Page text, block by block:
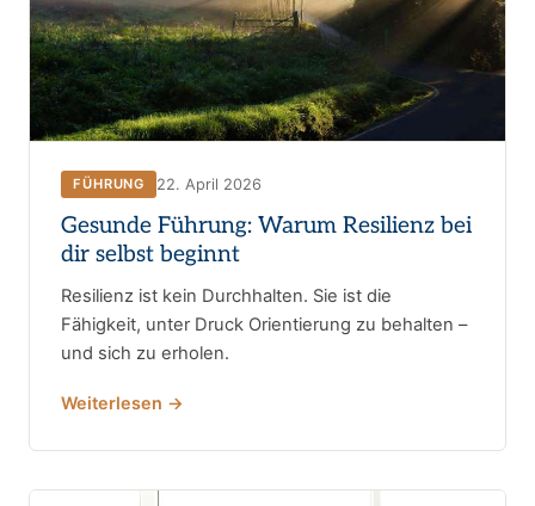
FÜHRUNG 22. April 2026
Gesunde Führung: Warum Resilienz bei
dir selbst beginnt
Resilienz ist kein Durchhalten. Sie ist die
Fähigkeit, unter Druck Orientierung zu behalten –
und sich zu erholen.
Weiterlesen →